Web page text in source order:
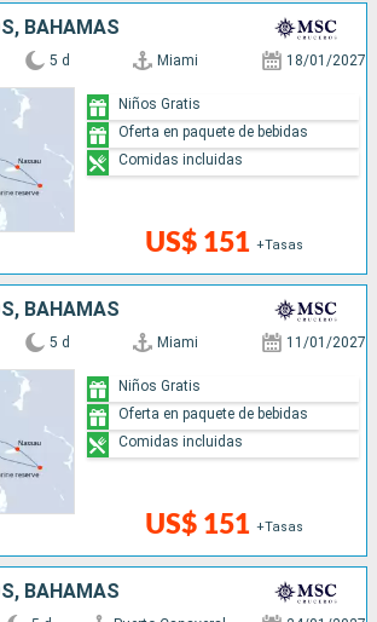
BAHAMAS
5 d Miami 18/01/2027
US$ 151 +Tasas
Niños Gratis
Oferta en paquete de bebidas
Comidas incluidas
BAHAMAS
5 d Miami 11/01/2027
US$ 151 +Tasas
Niños Gratis
Oferta en paquete de bebidas
Comidas incluidas
BAHAMAS